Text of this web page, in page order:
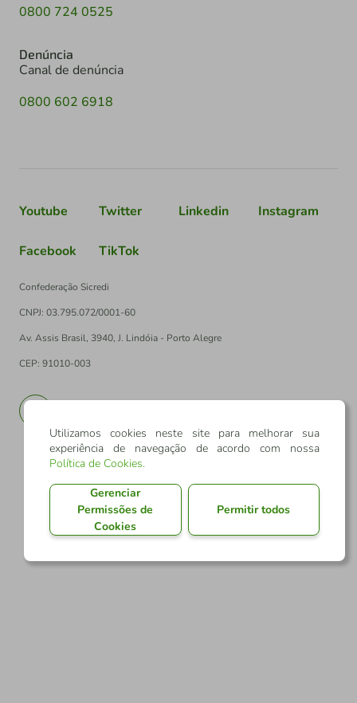
0800 724 0525
Denúncia
Canal de denúncia
0800 602 6918
Youtube Twitter Linkedin Instagram
Facebook TikTok
Confederação Sicredi
CNPJ: 03.795.072/0001-60
Av. Assis Brasil, 3940, J. Lindóia - Porto Alegre
CEP: 91010-003
Utilizamos cookies neste site para melhorar sua
experiência de navegação de acordo com nossa
Política de Cookies.
Gerenciar
Permissões de
Cookies
Permitir todos